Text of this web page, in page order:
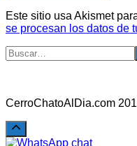
Este sitio usa Akismet
se procesan los datos de
CerroChatoAlDia.com